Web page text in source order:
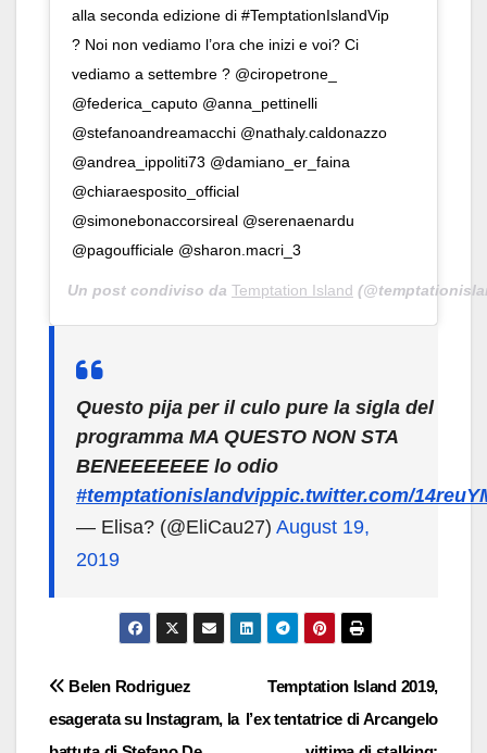
alla seconda edizione di #TemptationIslandVip
? Noi non vediamo l’ora che inizi e voi? Ci
vediamo a settembre ? @ciropetrone_
@federica_caputo @anna_pettinelli
@stefanoandreamacchi @nathaly.caldonazzo
@andrea_ippoliti73 @damiano_er_faina
@chiaraesposito_official
@simonebonaccorsireal @serenaenardu
@pagoufficiale @sharon.macri_3
Un post condiviso da Temptation Island
Questo pija per il culo pure la sigla del
programma MA QUESTO NON STA
BENEEEEEEE lo odio
#temptationislandvippic.twitter.com/
— Elisa? (@EliCau27) August 19,
2019
Navigazione
articoli
Temptation Island 2019,
l’ex tentatrice di Arcangelo
Belen Rodriguez
esagerata su Instagram, la